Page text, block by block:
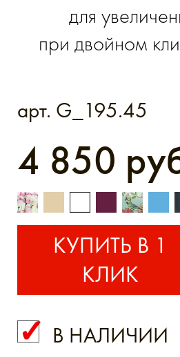
для
при двойном
арт. G_195.45
4 850
КУПИТЬ В 1
КЛИК
КУПИТЬ В 1 КЛИК
В НАЛИЧИИ